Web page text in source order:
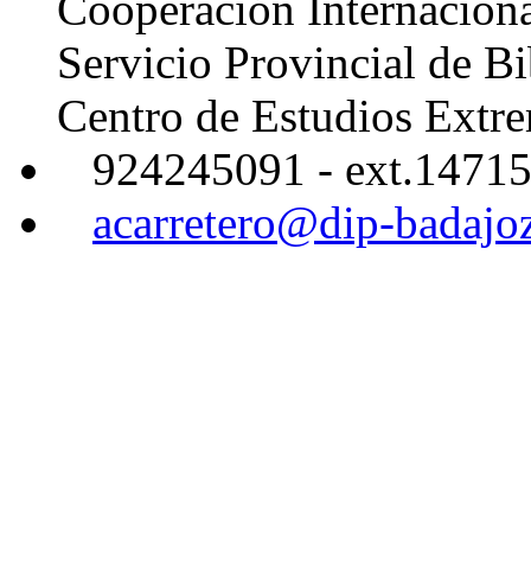
Servicio Provincial de
Centro de Estudios
924245091 - ext.14715
acarretero@dip-